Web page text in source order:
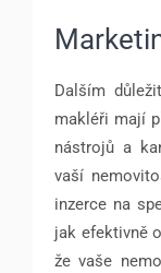
Dalším
makléři mají
nástrojů a
vaší
inzerce na
jak efektivně
že vaše